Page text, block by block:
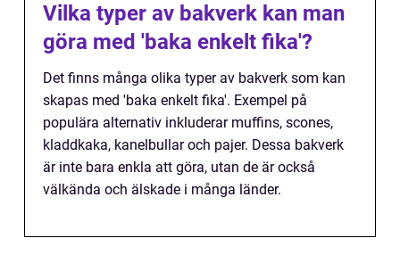
Vilka typer av bakverk kan man
göra med 'baka enkelt fika'?
Det finns många olika typer av bakverk som kan
skapas med 'baka enkelt fika'. Exempel på
populära alternativ inkluderar muffins, scones,
kladdkaka, kanelbullar och pajer. Dessa bakverk
är inte bara enkla att göra, utan de är också
välkända och älskade i många länder.